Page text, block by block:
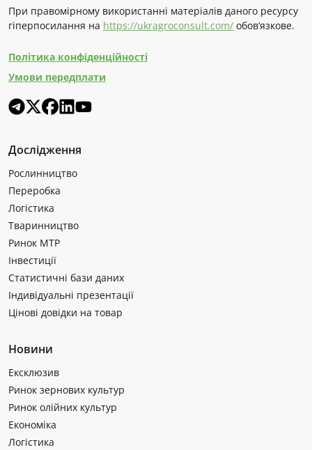
При правомірному використанні матеріалів даного ресурсу
гіперпосилання на https://ukragroconsult.com/ обов’язкове.
Політика конфіденційності
Умови передплати
Дослідження
Рослинництво
Переробка
Логістика
Тваринництво
Ринок МТР
Інвестиції
Статистичні бази даних
Індивідуальні презентації
Цінові довідки на товар
Новини
Ексклюзив
Ринок зернових культур
Ринок олійних культур
Економіка
Логістика